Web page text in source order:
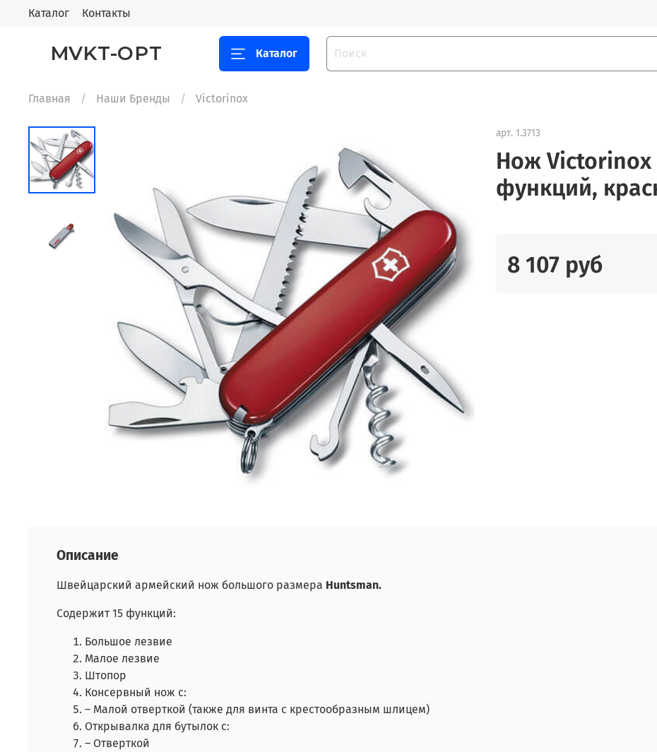
Каталог Контакты
MVKT-OPT Каталог
Главная Наши Бренды Victorinox
арт. 1.3713
Нож Victorinox
функций,
8 107 руб
Описание
Швейцарский армейский нож большого размера Huntsman.
Содержит 15 функций:
Большое лезвие
Малое лезвие
Штопор
Консервный нож с:
– Малой отверткой (также для винта с крестообразным шлицем)
Открывалка для бутылок с:
– Отверткой